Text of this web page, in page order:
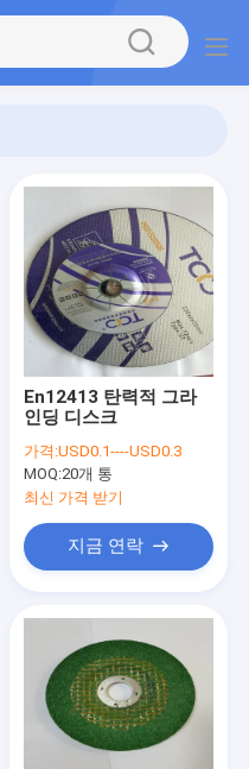
En12413 탄력적 그라
인딩 디스크
가격:USD0.1----USD0.3
MOQ:20개 통
최신 가격 받기
지금 연락